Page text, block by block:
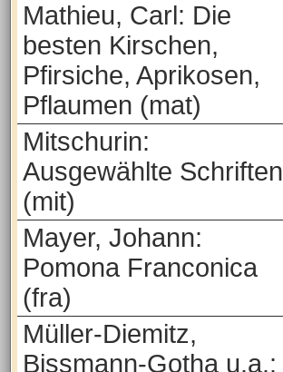
Mathieu, Carl: Die
besten Kirschen,
Pfirsiche, Aprikosen,
Pflaumen (mat)
Mitschurin:
Ausgewählte Schriften
(mit)
Mayer, Johann:
Pomona Franconica
(fra)
Müller-Diemitz,
Bissmann-Gotha u.a.: